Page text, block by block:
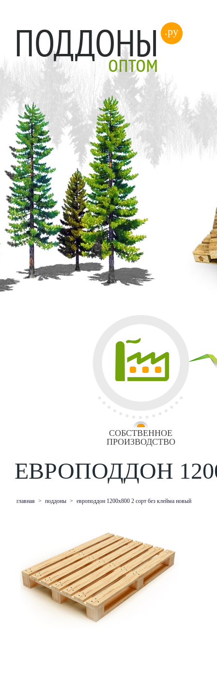
ПОДДОНЫ
оптом
.ру
СОБСТВЕННОЕ
ПРОИЗВОДСТВО
ЕВРОПОДДОН
главная > поддоны > европоддон 1200х800 2 сорт без клейма новый